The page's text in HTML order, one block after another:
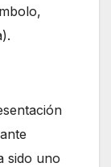
sido uno